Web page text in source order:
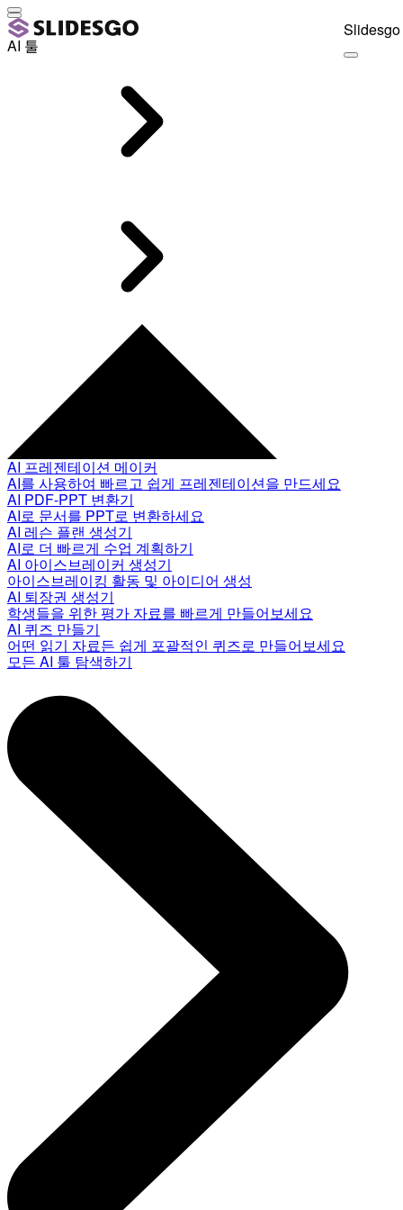
AI 툴
AI 프레젠테이션 메이커
AI를 사용하여 빠르고 쉽게 프레젠테이션을 만드세요
AI PDF-PPT 변환기
AI로 문서를 PPT로 변환하세요
AI 레슨 플랜 생성기
AI로 더 빠르게 수업 계획하기
AI 아이스브레이커 생성기
아이스브레이킹 활동 및 아이디어 생성
AI 퇴장권 생성기
학생들을 위한 평가 자료를 빠르게 만들어보세요
AI 퀴즈 만들기
어떤 읽기 자료든 쉽게 포괄적인 퀴즈로 만들어보세요
모든 AI 툴 탐색하기